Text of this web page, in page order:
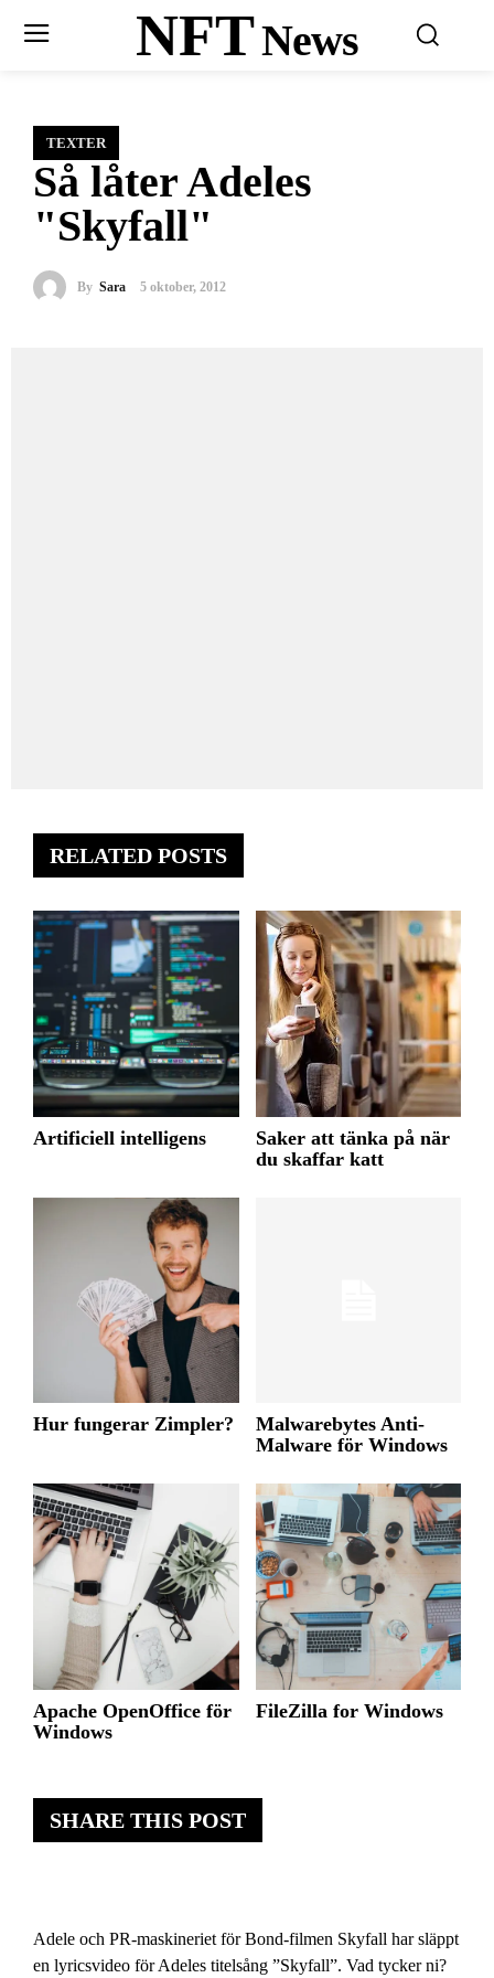
NFTNews
TEXTER
Så låter Adeles
"Skyfall"
By Sara 5 oktober, 2012
SHARE THIS POST
Adele och PR-maskineriet för Bond-filmen Skyfall har släppt
en lyricsvideo för Adeles titelsång ”Skyfall”. Vad tycker ni?
RELATED POSTS
Artificiell intelligens
Saker att tänka på när
du skaffar katt
Hur fungerar Zimpler?
Malwarebytes Anti-
Malware för Windows
Apache OpenOffice för
Windows
FileZilla for Windows